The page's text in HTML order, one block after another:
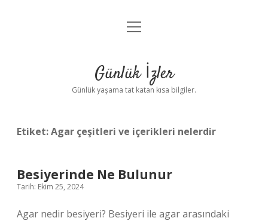
Anasayfa
Yasal Uyarı
menüyü
Günlük İzler
Günlük yaşama tat katan kısa bilgiler.
Etiket:Agar çeşitleri ve içerikleri nelerdir
Besiyerinde Ne Bulunur
Tarih: Ekim 25, 2024
Agar nedir besiyeri? Besiyeri ile agar arasındaki